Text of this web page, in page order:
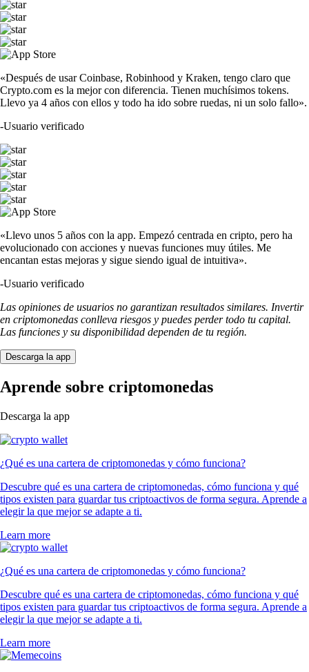
«Después de usar Coinbase, Robinhood y Kraken, tengo claro que
Crypto.com es la mejor con diferencia. Tienen muchísimos tokens.
Llevo ya 4 años con ellos y todo ha ido sobre ruedas, ni un solo fallo».
-Usuario verificado
«Llevo unos 5 años con la app. Empezó centrada en cripto, pero ha
evolucionado con acciones y nuevas funciones muy útiles. Me
encantan estas mejoras y sigue siendo igual de intuitiva».
-Usuario verificado
Las opiniones de usuarios no garantizan resultados similares. Invertir
en criptomonedas conlleva riesgos y puedes perder todo tu capital.
Las funciones y su disponibilidad dependen de tu región.
Descarga la app
Aprende sobre criptomonedas
Descarga la app
¿Qué es una cartera de criptomonedas y cómo funciona?
Descubre qué es una cartera de criptomonedas, cómo funciona y qué
tipos existen para guardar tus criptoactivos de forma segura. Aprende a
elegir la que mejor se adapte a ti.
Learn more
¿Qué es una cartera de criptomonedas y cómo funciona?
Descubre qué es una cartera de criptomonedas, cómo funciona y qué
tipos existen para guardar tus criptoactivos de forma segura. Aprende a
elegir la que mejor se adapte a ti.
Learn more